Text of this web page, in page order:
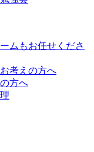
ムもお任せくださ
考えの方へ
方へ